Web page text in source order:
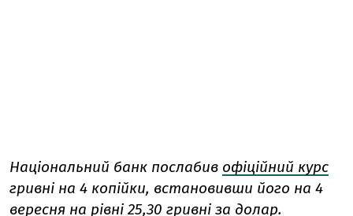
Національний банк послабив офіційний курс
гривні на 4 копійки, встановивши його на 4
вересня на рівні 25,30 гривні за долар.